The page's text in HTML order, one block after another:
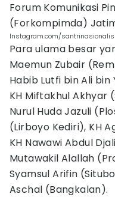
Forum Komunikasi
(Forkompimda)
Instagram.com/santrinasionalis
Para ulama besar
Maemun Zubair
Habib Lutfi bin Ali
KH Miftakhul Akhyar
Nurul Huda Jazuli
(Lirboyo Kediri), KH
KH Nawawi Abdul
Mutawakil Alallah
Syamsul Arifin
Aschal (Bangkalan).